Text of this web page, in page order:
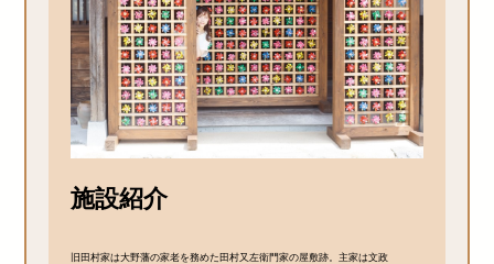
施設紹介
旧田村家は大野藩の家老を務めた田村又左衛門家の屋敷跡。主家は文政